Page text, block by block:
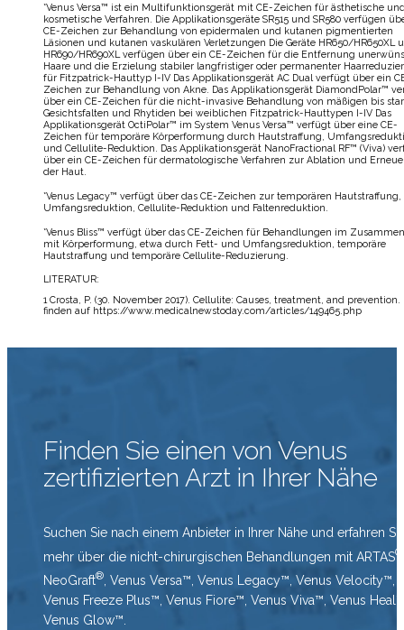
*Venus Versa™ ist ein Multifunktionsgerät mit CE-Zeichen für ästhetische
kosmetische Verfahren. Die Applikationsgeräte SR515 und SR580 verfügen
CE-Zeichen zur Behandlung von epidermalen und kutanen pigmentierten
Läsionen und kutanen vaskulären Verletzungen Die Geräte HR650/HR650XL
HR690/HR690XL verfügen über ein CE-Zeichen für die Entfernung
Haare und die Erzielung stabiler langfristiger oder permanenter
für Fitzpatrick-Hauttyp I-IV Das Applikationsgerät AC Dual verfügt über ein
Zeichen zur Behandlung von Akne. Das Applikationsgerät DiamondPolar™
über ein CE-Zeichen für die nicht-invasive Behandlung von mäßigen bis
Gesichtsfalten und Rhytiden bei weiblichen Fitzpatrick-Hauttypen I-IV Das
Applikationsgerät OctiPolar™ im System Venus Versa™ verfügt über eine CE-
Zeichen für temporäre Körperformung durch Hautstraffung,
und Cellulite-Reduktion. Das Applikationsgerät NanoFractional RF™ (Viva)
über ein CE-Zeichen für dermatologische Verfahren zur Ablation und
der Haut.
*Venus Legacy™ verfügt über das CE-Zeichen zur temporären Hautstraffung,
Umfangsreduktion, Cellulite-Reduktion und Faltenreduktion.
*Venus Bliss™ verfügt über das CE-Zeichen für Behandlungen im
mit Körperformung, etwa durch Fett- und Umfangsreduktion, temporäre
Hautstraffung und temporäre Cellulite-Reduzierung.
LITERATUR:
1 Crosta, P. (30. November 2017). Cellulite: Causes, treatment, and prevention.
finden auf https://www.medicalnewstoday.com/articles/149465.php
Finden Sie einen von Venus
zertifizierten Arzt in Ihrer Nähe
Suchen Sie nach einem Anbieter in Ihrer Nähe und erfahren
mehr über die nicht-chirurgischen Behandlungen mit ARTAS®
NeoGraft® Venus Versa™, Venus Legacy™, Venus Velocity™,
Venus Freeze Plus™, Venus Fiore™, Venus Viva™, Venus
Venus Glow™.